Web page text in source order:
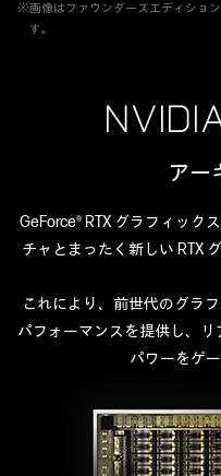
※画像はファウンダーズエディショ
す。
アー
GeForce® RTX グラフィック
チャとまったく新しい RTX
これにより、前世代のグラ
パフォーマンスを提供し、リ
パワーをゲ